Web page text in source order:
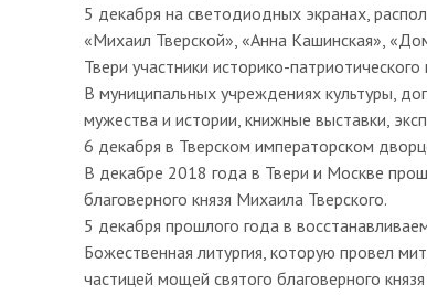
5 декабря на светодиодных экранах,
«Михаил Тверской», «Анна Кашинская»,
Твери участники историко-
В муниципальных учреждениях культуры,
мужества и истории, книжные выставки,
6 декабря в Тверском императорском
В декабре 2018 года в Твери и Москве
благоверного князя Михаила Тверского.
5 декабря прошлого года в
Божественная литургия, которую провел
частицей мощей святого благоверного